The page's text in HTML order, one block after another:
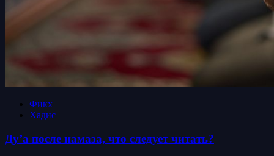
Фикх
Хадис
Ду’а после намаза, что следует читать?